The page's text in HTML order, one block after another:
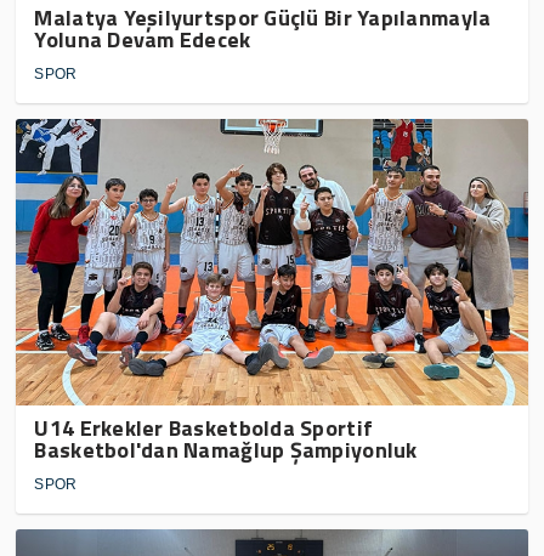
Malatya Yeşilyurtspor Güçlü Bir Yapılanmayla
Yoluna Devam Edecek
SPOR
U14 Erkekler Basketbolda Sportif
Basketbol'dan Namağlup Şampiyonluk
SPOR